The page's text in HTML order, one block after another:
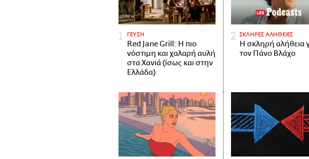
ΓΕΥΣΗ
Red Jane Grill: Η πιο
νόστιμη και χαλαρή αυλή
στα Χανιά (ίσως και στην
Ελλάδα)
ΣΚΛΗΡΕΣ ΑΛΗΘΕΙΕΣ
H σκληρή αλήθεια
τον Πάνο Βλάχο